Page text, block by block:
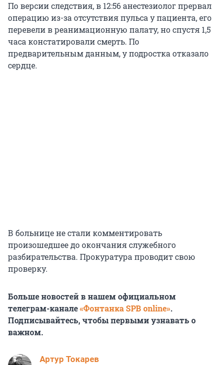
По версии следствия, в 12:56 анестезиолог прервал
операцию из-за отсутствия пульса у пациента, его
перевели в реанимационную палату, но спустя 1,5
часа констатировали смерть. По
предварительным данным, у подростка отказало
сердце.
В больнице не стали комментировать
произошедшее до окончания служебного
разбирательства. Прокуратура проводит свою
проверку.
Больше новостей в нашем официальном
телеграм-канале«Фонтанка SPB online».
Подписывайтесь, чтобы первыми узнавать о
важном.
Артур Токарев